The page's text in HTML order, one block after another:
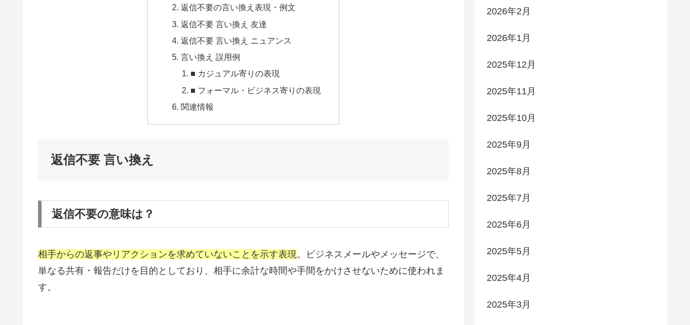
返信不要の言い換え表現・例文
返信不要 言い換え 友達
返信不要 言い換え ニュアンス
言い換え 誤用例
■ カジュアル寄りの表現
■ フォーマル・ビジネス寄りの表現
関連情報
返信不要 言い換え
返信不要の意味は？
相手からの返事やリアクションを求めていないことを示す表現。ビジネスメールやメッセージで、
単なる共有・報告だけを目的としており、相手に余計な時間や手間をかけさせないために使われま
す。
2026年2月
2026年1月
2025年12月
2025年11月
2025年10月
2025年9月
2025年8月
2025年7月
2025年6月
2025年5月
2025年4月
2025年3月